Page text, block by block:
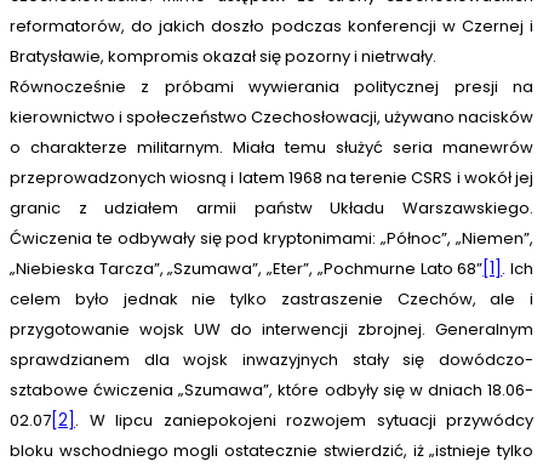
reformatorów, do jakich doszło podczas konferencji w Czernej i
Bratysławie, kompromis okazał się pozorny i nietrwały.
Równocześnie z próbami wywierania politycznej presji na
kierownictwo i społeczeństwo Czechosłowacji, używano nacisków
o charakterze militarnym. Miała temu służyć seria manewrów
przeprowadzonych wiosną i latem 1968 na terenie CSRS i wokół jej
granic z udziałem armii państw Układu Warszawskiego.
Ćwiczenia te odbywały się pod kryptonimami: „Północ”, „Niemen”,
„Niebieska Tarcza”, „Szumawa”, „Eter”, „Pochmurne Lato 68”[1] . Ich
celem było jednak nie tylko zastraszenie Czechów, ale i
przygotowanie wojsk UW do interwencji zbrojnej. Generalnym
sprawdzianem dla wojsk inwazyjnych stały się dowódczo-
sztabowe ćwiczenia „Szumawa”, które odbyły się w dniach 18.06-
02.07[2] . W lipcu zaniepokojeni rozwojem sytuacji przywódcy
bloku wschodniego mogli ostatecznie stwierdzić, iż „istnieje tylko